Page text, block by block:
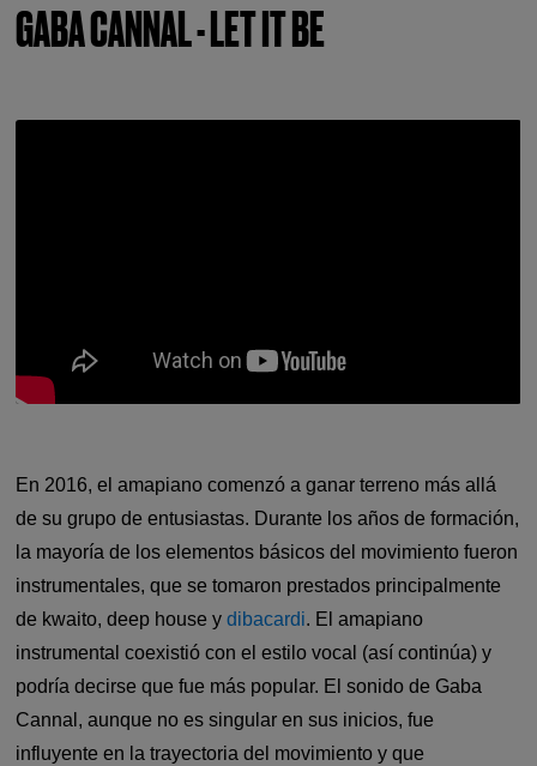
GABA CANNAL - LET IT BE
En 2016, el amapiano comenzó a ganar terreno más allá
de su grupo de entusiastas. Durante los años de formación,
la mayoría de los elementos básicos del movimiento fueron
instrumentales, que se tomaron prestados principalmente
de kwaito, deep house y dibacardi. El amapiano
instrumental coexistió con el estilo vocal (así continúa) y
podría decirse que fue más popular. El sonido de Gaba
Cannal, aunque no es singular en sus inicios, fue
influyente en la trayectoria del movimiento y que